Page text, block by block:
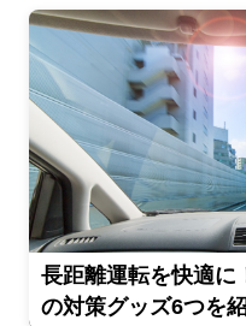
長距離運転を快適に
の対策グッズ6つを